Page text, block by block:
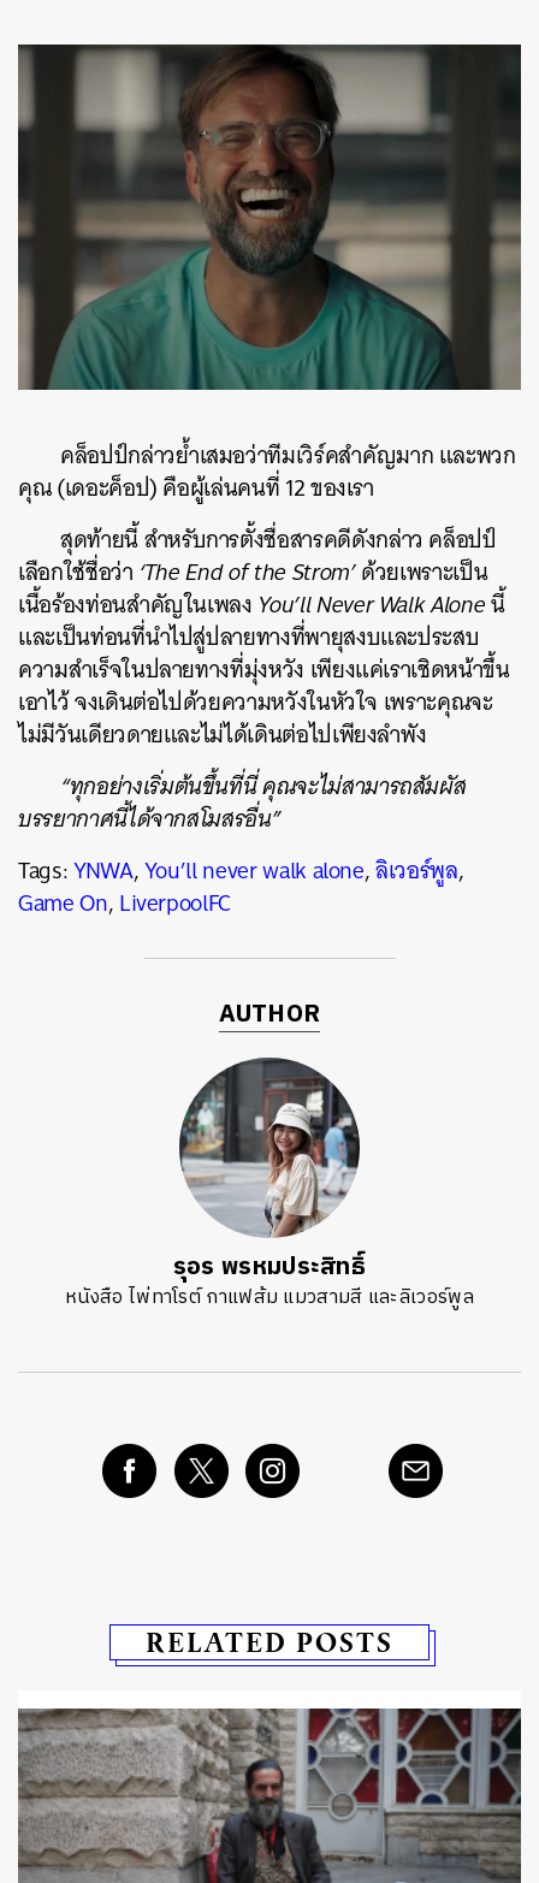
คล็อปป์กล่าวย้ำเสมอว่าทีมเวิร์คสำคัญมาก และพวก
คุณ (เดอะค็อป) คือผู้เล่นคนที่ 12 ของเรา
สุดท้ายนี้ สำหรับการตั้งชื่อสารคดีดังกล่าว คล็อปป์
เลือกใช้ชื่อว่า ‘The End of the Strom’ด้วยเพราะเป็น
เนื้อร้องท่อนสำคัญในเพลง You’ll Never Walk Aloneนี้
และเป็นท่อนที่นำไปสู่ปลายทางที่พายุสงบและประสบ
ความสำเร็จในปลายทางที่มุ่งหวัง เพียงแค่เราเชิดหน้าขึ้น
เอาไว้ จงเดินต่อไปด้วยความหวังในหัวใจ เพราะคุณจะ
ไม่มีวันเดียวดายและไม่ได้เดินต่อไปเพียงลำพัง
“ทุกอย่างเริ่มต้นขึ้นที่นี่ คุณจะไม่สามารถสัมผัส
บรรยากาศนี้ได้จากสโมสรอื่น”
Tags:YNWA,You’ll never walk alone,ลิเวอร์พูล,
Game On,LiverpoolFC
AUTHOR
รุอร พรหมประสิทธิ์
หนังสือ ไพ่ทาโรต์ กาแฟส้ม แมวสามสี และลิเวอร์พูล
RELATED POSTS